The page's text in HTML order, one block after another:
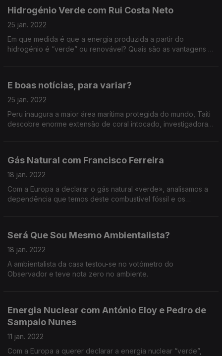
Hidrogénio Verde com Rui Costa Neto
25 jan. 2022
Em que medida é que a energia produzida a partir do
hidrogénio é “verde” ou renovável? Quais são as vantagens e
E boas notícias, para variar?
25 jan. 2022
Peru inaugura a maior área marítima protegida do mundo, Taiti
descobre enorme extensão de coral intocado, investigadoras
Gás Natural com Francisco Ferreira
18 jan. 2022
Com a Europa a declarar o gás natural «verde», analisamos a
dependência que temos deste combustível fóssil e os
Será Que Sou Mesmo Ambientalista?
18 jan. 2022
A ambientalista da casa testou-se no votómetro do
Observador e teve nota zero no ambiente.
Energia Nuclear com António Eloy e Pedro de
Sampaio Nunes
11 jan. 2022
Com a Europa a querer declarar a energia nuclear “verde”,